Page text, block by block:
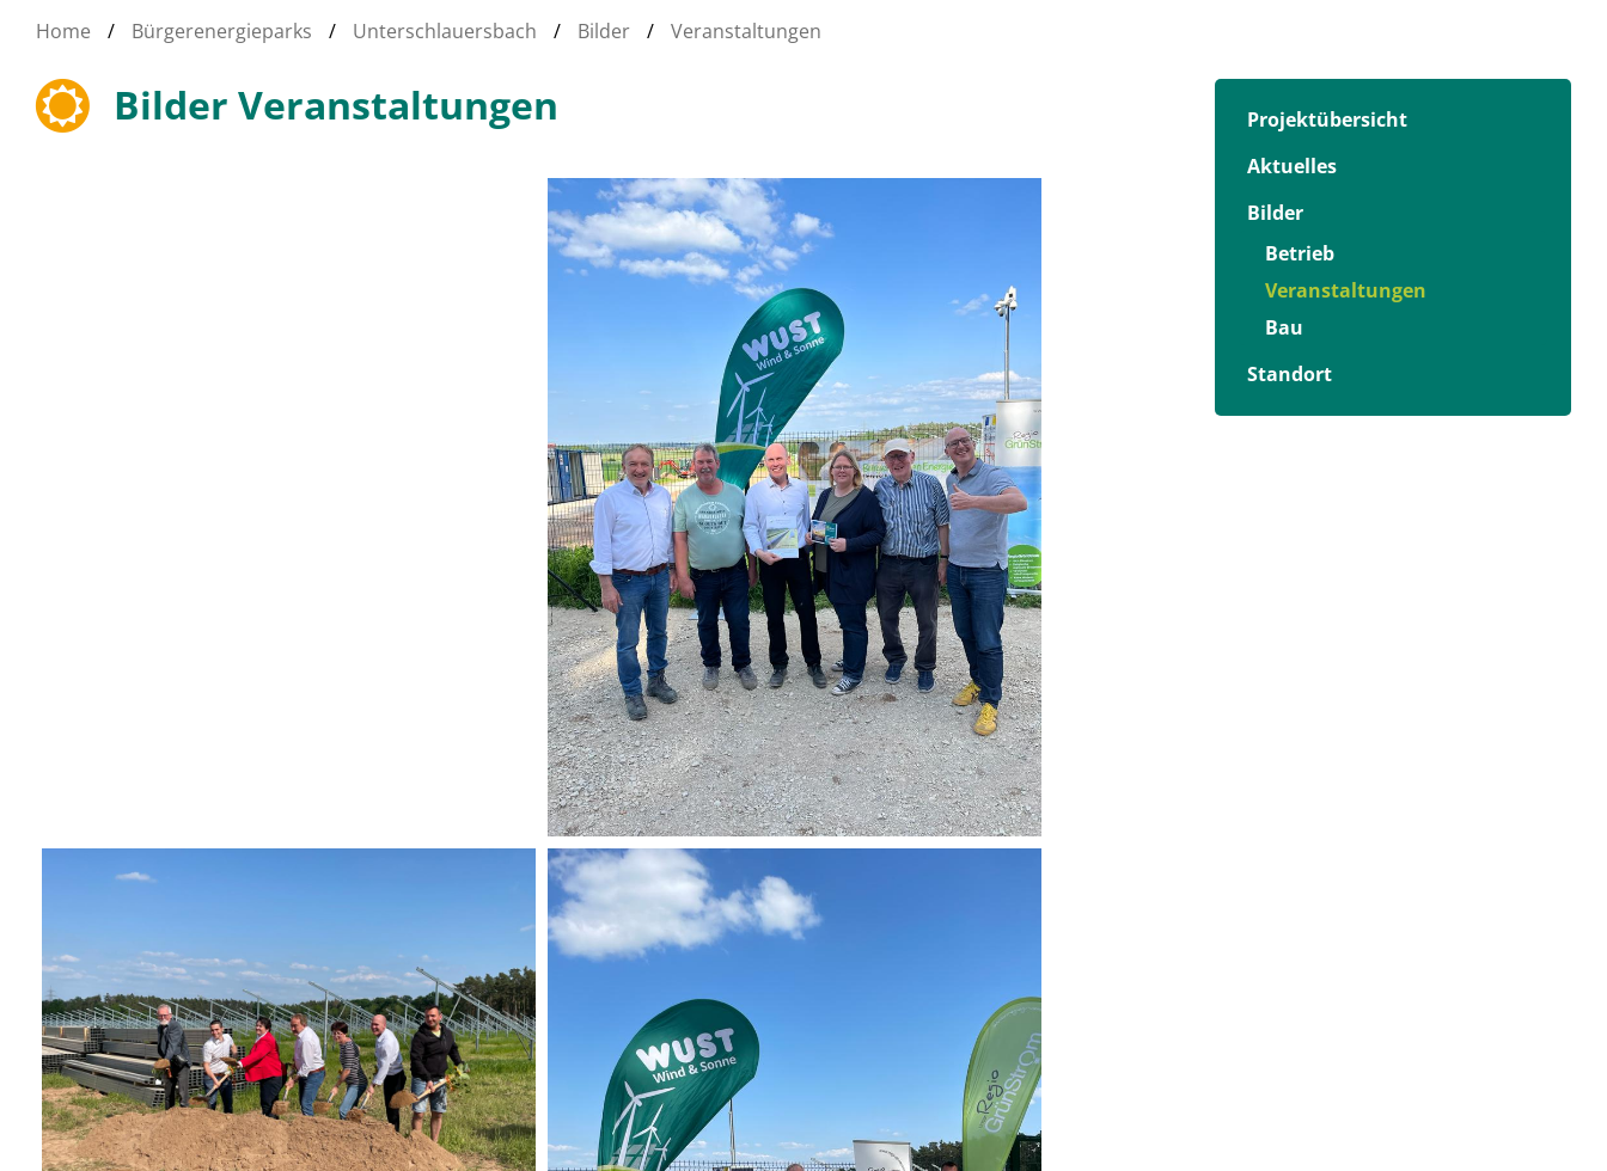
Home / Bürgerenergieparks / Unterschlauersbach / Bilder / Veranstaltungen
Bilder Veranstaltungen
Projektübersicht
Aktuelles
Bilder
Betrieb
Veranstaltungen
Bau
Standort